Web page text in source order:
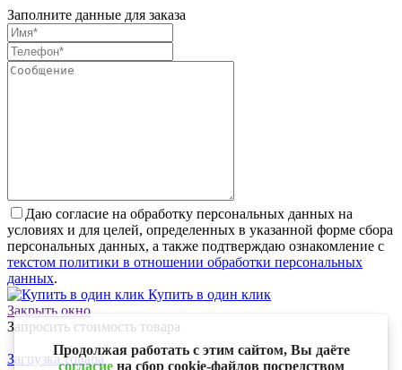
Заполните данные для заказа
Даю согласие на обработку персональных данных на
условиях и для целей, определенных в указанной форме сбора
персональных данных, а также подтверждаю ознакомление с
текстом политики в отношении обработки персональных
данных.
Купить в один клик
Закрыть окно
Запросить стоимость товара
Загрузка товара
Продолжая работать с этим сайтом, Вы даёте
согласиена сбор cookie-файлов посредством